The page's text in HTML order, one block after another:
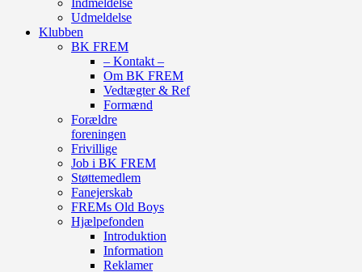
Udmeldelse
Klubben
BK FREM
– Kontakt –
Om BK FREM
Vedtægter & Ref
Formænd
Forældre
foreningen
Frivillige
Job i BK FREM
Støttemedlem
Fanejerskab
FREMs Old Boys
Hjælpefonden
Introduktion
Information
Reklamer